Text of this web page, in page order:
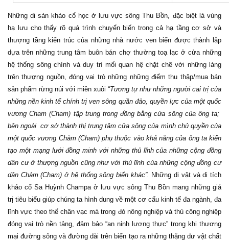
Những di sản khảo cổ học ở lưu vực sông Thu Bồn, đặc biệt là vùng
hạ lưu cho thấy rõ quá trình chuyển biến trong cả hạ tầng cơ sở và
thượng tầng kiến trúc của những nhà nước ven biển được thành lập
dựa trên những trung tâm buôn bán chợ thường toạ lạc ở cửa những
hệ thống sông chính và duy trì mối quan hệ chặt chẽ với những làng
trên thượng nguồn, đóng vai trò những những điểm thu thập/mua bán
sản phẩm rừng núi với miền xuôi “Tương tự như những người cai trị của
những nền kinh tế chính trị ven sông quần đảo, quyền lực của một quốc
vương Cham (Cham) tập trung trong đồng bằng cửa sông của ông ta;
bên ngoài cơ sở thành thị trung tâm cửa sông của mình chủ quyền của
một quốc vương Chàm (Cham) phụ thuộc vào khả năng của ông ta kiến
tạo một mạng lưới đồng minh với những thủ lĩnh của những cộng đồng
dân cư ở thượng nguồn cũng như với thủ lĩnh của những cộng đồng cư
dân Chàm (Cham) ở hệ thống sông biển khác”. Những di vật và di tích
khảo cổ Sa Huỳnh Champa ở lưu vực sông Thu Bồn mang những giá
trị tiêu biểu giúp chúng ta hình dung về một cơ cấu kinh tế đa ngành, đa
lĩnh vực theo thế chân vạc mà trong đó nông nghiệp và thủ công nghiệp
đóng vai trò nền tảng, đảm bảo “an ninh lương thực” trong khi thương
mại đường sông và đường dài trên biển tạo ra những thặng dư vật chất